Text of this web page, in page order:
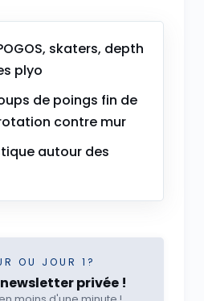
skaters, depth
plyo
de poings fin de
contre mur
autour des
OU JOUR 1?
privée !